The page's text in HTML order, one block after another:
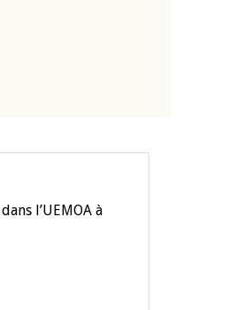
l’UEMOA à